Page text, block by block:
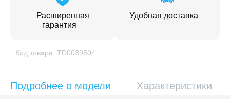
Расширенная
гарантия
Удобная доставка
Код товара: TD0039504
Подробнее о модели Характеристики